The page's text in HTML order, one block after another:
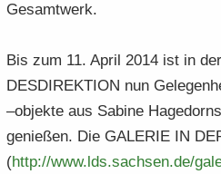
Ge­samt­werk.
Bis zum 11. April 2014 ist in
DES­DI­REK­TI­ON nun
–ob­jek­te aus Sa­bi­ne
ge­nie­ßen. Die GA­LE­RIE IN
(http:/​/​www.​lds.​sachsen.​de/​